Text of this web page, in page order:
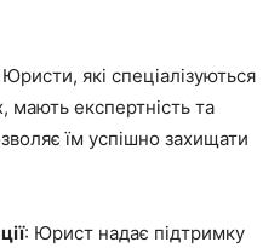
Юристи, які спеціалізуються
мають експертність та
їм успішно захищати
: Юрист надає підтримку